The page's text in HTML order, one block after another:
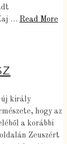
… Read More
új király
hogy az
a korábbi
Zeuszért